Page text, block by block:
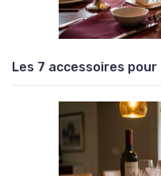
Les 7 accessoires